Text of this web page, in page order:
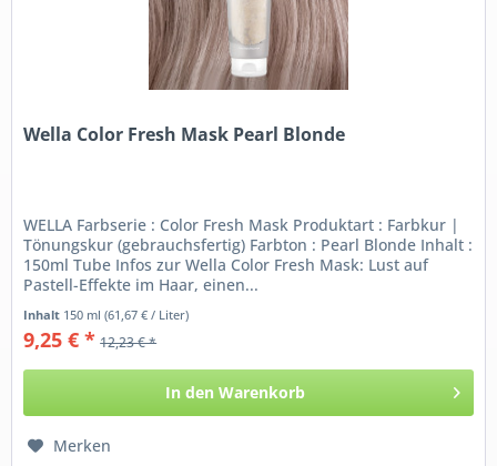
Wella Color Fresh Mask Pearl Blonde
WELLA Farbserie : Color Fresh Mask Produktart : Farbkur |
Tönungskur (gebrauchsfertig) Farbton : Pearl Blonde Inhalt :
150ml Tube Infos zur Wella Color Fresh Mask: Lust auf
Pastell-Effekte im Haar, einen...
Inhalt 150 ml(61,67 € / Liter)
9,25 € * 12,23 € *
In den Warenkorb
Merken